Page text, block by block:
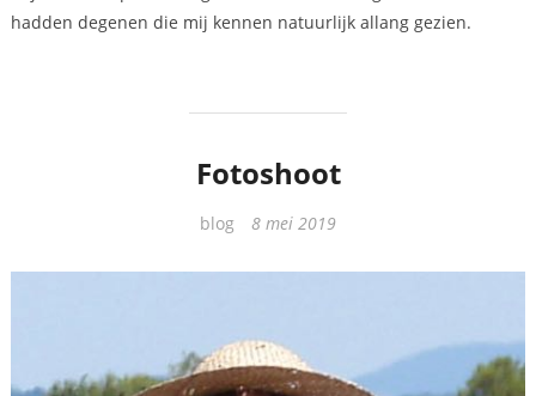
hadden degenen die mij kennen natuurlijk allang gezien.
Fotoshoot
Categorieën
blog 8 mei 2019